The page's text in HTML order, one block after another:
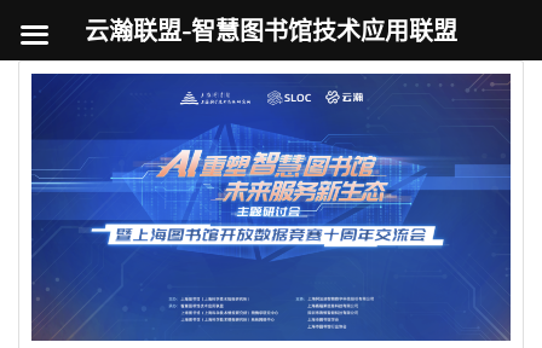
云瀚联盟-智慧图书馆技术应用联盟